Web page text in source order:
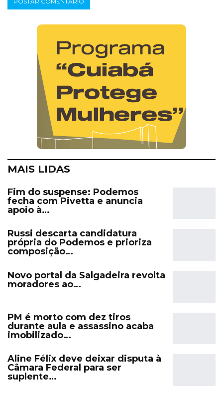
MAIS LIDAS
Fim do suspense: Podemos
fecha com Pivetta e anuncia
apoio à…
Russi descarta candidatura
própria do Podemos e prioriza
composição…
Novo portal da Salgadeira revolta
moradores ao…
PM é morto com dez tiros
durante aula e assassino acaba
imobilizado…
Aline Félix deve deixar disputa à
Câmara Federal para ser
suplente…